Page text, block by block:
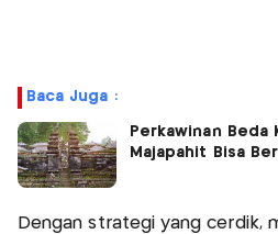
Baca Juga :
Perkawinan Beda
Majapahit Bisa
Dengan strategi yang cerdik,